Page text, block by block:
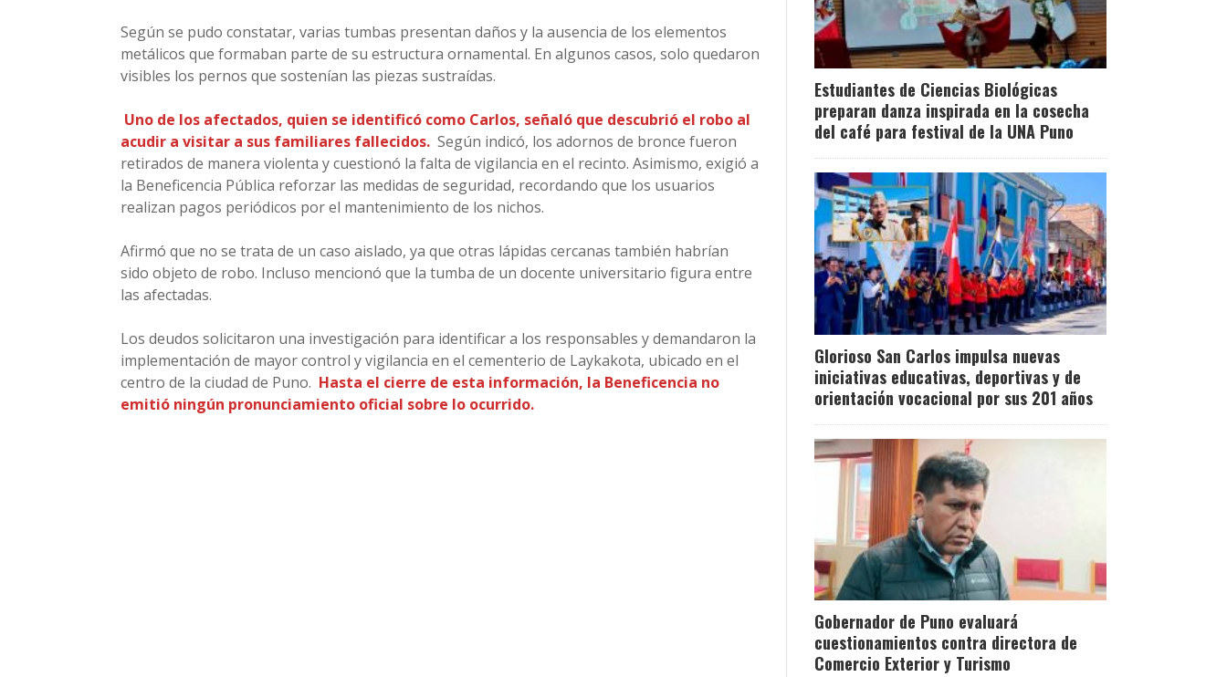
Según se pudo constatar, varias tumbas presentan daños y la ausencia de los elementos
metálicos que formaban parte de su estructura ornamental. En algunos casos, solo quedaron
visibles los pernos que sostenían las piezas sustraídas.
Uno de los afectados, quien se identificó como Carlos, señaló que descubrió el robo al
acudir a visitar a sus familiares fallecidos. Según indicó, los adornos de bronce fueron
retirados de manera violenta y cuestionó la falta de vigilancia en el recinto. Asimismo, exigió a
la Beneficencia Pública reforzar las medidas de seguridad, recordando que los usuarios
realizan pagos periódicos por el mantenimiento de los nichos.
Afirmó que no se trata de un caso aislado, ya que otras lápidas cercanas también habrían
sido objeto de robo. Incluso mencionó que la tumba de un docente universitario figura entre
las afectadas.
Los deudos solicitaron una investigación para identificar a los responsables y demandaron la
implementación de mayor control y vigilancia en el cementerio de Laykakota, ubicado en el
centro de la ciudad de Puno. Hasta el cierre de esta información, la Beneficencia no
emitió ningún pronunciamiento oficial sobre lo ocurrido.
Estudiantes de Ciencias Biológicas
preparan danza inspirada en la cosecha
del café para festival de la UNA Puno
Glorioso San Carlos impulsa nuevas
iniciativas educativas, deportivas y de
orientación vocacional por sus 201 años
Gobernador de Puno evaluará
cuestionamientos contra directora de
Comercio Exterior y Turismo